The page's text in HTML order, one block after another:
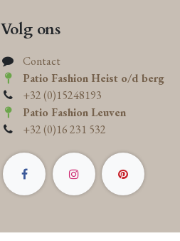
Volg ons
Contact
Patio Fashion Heist o/d berg
+32 (0)15248193
Patio Fashion Leuven
+32 (0)16 231 532